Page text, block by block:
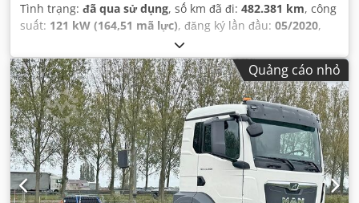
Tình trạng: đã qua sử dụng, số km đã đi: 482.381 km, công
suất: 121 kW (164,51 mã lực), đăng ký lần đầu: 05/2020,
, cấu hình trục:
4.320 mm, nhiên liệu:diesel, Phát thải CO₂:194 g/km,
dung tích bình nhiên liệu:71 l, màu sắc:trắng, loại truyền
động bánh răng:tự động, số lượng số truyền động:7, hạng
mục khí thải:Euro 6, số chỗ ngồi:2, Năm sản xuất:2020,
Thiết bị:ABS, giám sát áp suất lốp, gương chiếu hậu điện,
hệ thống start-stop, hệ thống định vị, khóa trung tâm,
kiểm soát hành trình, lịch sử bảo dưỡng đầy đủ, máy
tính trên xe, điều chỉnh cửa sổ điện, điều hòa không khí,
đèn sương mù,
Quảng cáo nhỏ